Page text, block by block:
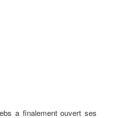
a finalement ouvert ses